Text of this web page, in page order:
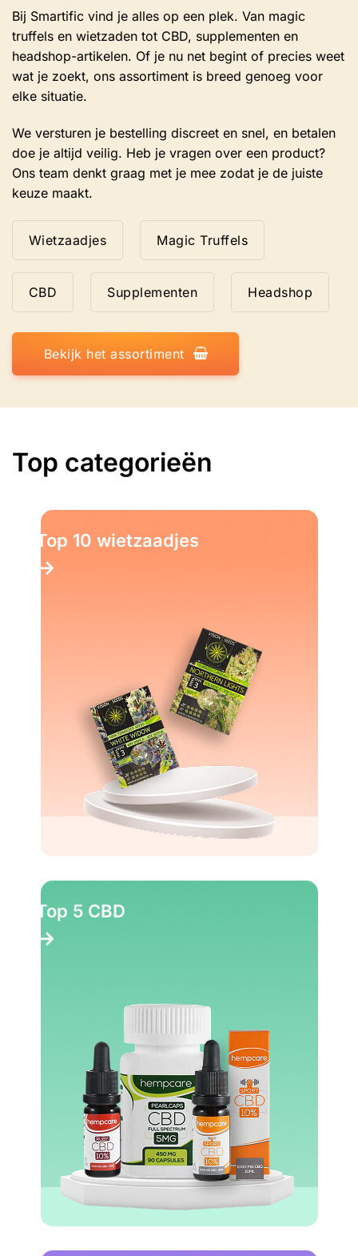
Bij Smartific vind je alles op een plek. Van magic
truffels en wietzaden tot CBD, supplementen en
headshop-artikelen. Of je nu net begint of precies weet
wat je zoekt, ons assortiment is breed genoeg voor
elke situatie.
We versturen je bestelling discreet en snel, en betalen
doe je altijd veilig. Heb je vragen over een product?
Ons team denkt graag met je mee zodat je de juiste
keuze maakt.
Wietzaadjes Magic Truffels
CBD Supplementen Headshop
Bekijk het assortiment
Top categorieën
Top 10 wietzaadjes
Top 5 CBD